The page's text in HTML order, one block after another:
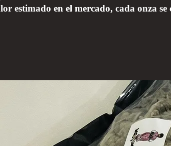
estimado en el mercado, cada onza se